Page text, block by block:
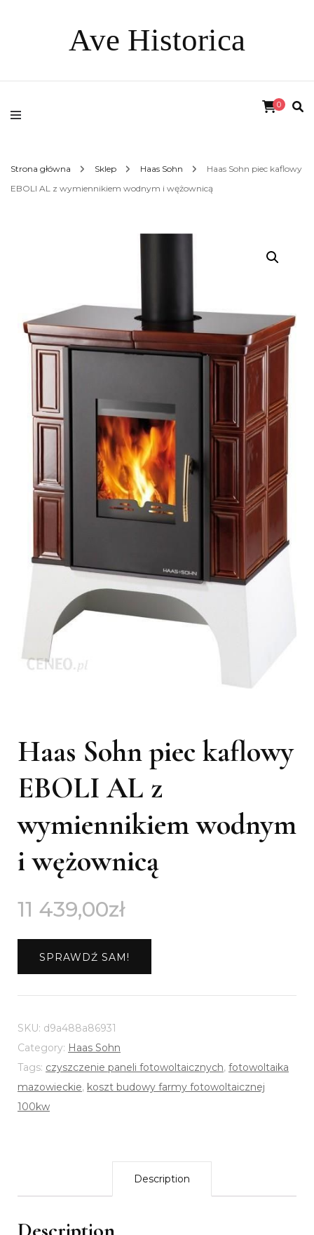
Ave Historica
0
Strona główna Sklep Haas Sohn
Haas Sohn piec kaflowy
EBOLI AL z wymiennikiem wodnym i wężownicą
Haas Sohn piec kaflowy
EBOLI AL z
wymiennikiem wodnym
i wężownicą
11 439,00zł
SPRAWDŹ SAM!
SKU: d9a488a86931
Category: Haas Sohn
Tags: czyszczenie paneli fotowoltaicznych, fotowoltaika
mazowieckie, koszt budowy farmy fotowoltaicznej
100kw
Description